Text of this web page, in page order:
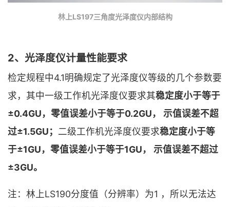
林上LS197三角度光泽度仪内部结构
2、光泽度仪计量性能要求
检定规程中4.1明确规定了光泽度仪等级的几个参数要
求，其中一级工作机光泽度仪要求其稳定度小于等于
±0.4GU，零值误差小于等于0.2GU， 示值误差不超
过±1.5GU； 二级工作机光泽度仪要求稳定度小于等
于±1GU，零值误差小于等于1GU， 示值误差不超过
±3GU。
注：林上LS190分度值（分辨率）为1 ，所以无法达